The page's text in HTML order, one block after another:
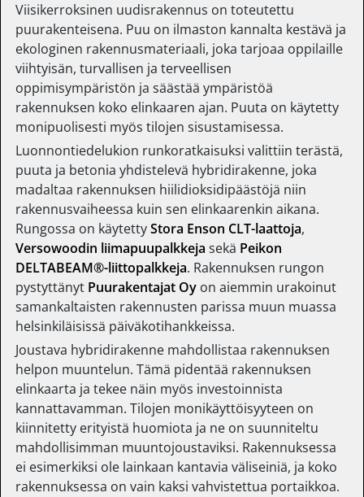
Viisikerroksinen uudisrakennus on toteutettu
puurakenteisena. Puu on ilmaston kannalta kestävä ja
ekologinen rakennusmateriaali, joka tarjoaa oppilaille
viihtyisän, turvallisen ja terveellisen
oppimisympäristön ja säästää ympäristöä
rakennuksen koko elinkaaren ajan. Puuta on käytetty
monipuolisesti myös tilojen sisustamisessa.
Luonnontiedelukion runkoratkaisuksi valittiin terästä,
puuta ja betonia yhdistelevä hybridirakenne, joka
madaltaa rakennuksen hiilidioksidipäästöjä niin
rakennusvaiheessa kuin sen elinkaarenkin aikana.
Rungossa on käytettyStora Enson CLT-laattoja,
Versowoodin liimapuupalkkeja sekä Peikon
DELTABEAM®-liittopalkkeja. Rakennuksen rungon
pystyttänyt Puurakentajat Oy on aiemmin urakoinut
samankaltaisten rakennusten parissa muun muassa
helsinkiläisissä päiväkotihankkeissa.
Joustava hybridirakenne mahdollistaa rakennuksen
helpon muuntelun. Tämä pidentää rakennuksen
elinkaarta ja tekee näin myös investoinnista
kannattavamman. Tilojen monikäyttöisyyteen on
kiinnitetty erityistä huomiota ja ne on suunniteltu
mahdollisimman muuntojoustaviksi. Rakennuksessa
ei esimerkiksi ole lainkaan kantavia väliseiniä, ja koko
rakennuksessa on vain kaksi vahvistettua portaikkoa.